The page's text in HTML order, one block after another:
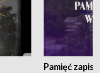
Pamięć